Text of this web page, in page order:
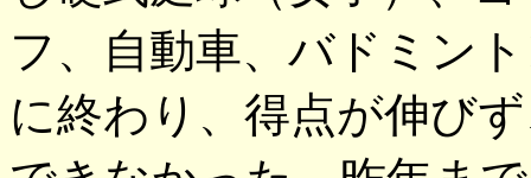
フ、自動車、バドミン
に終わり、得点が伸び